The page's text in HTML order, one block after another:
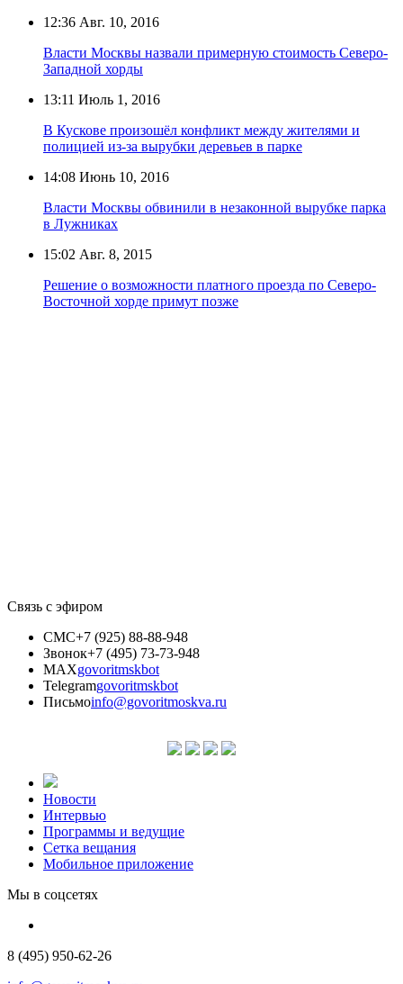
12:36 Авг. 10, 2016
Власти Москвы назвали примерную стоимость Северо-
Западной хорды
13:11 Июль 1, 2016
В Кускове произошёл конфликт между жителями и
полицией из-за вырубки деревьев в парке
14:08 Июнь 10, 2016
Власти Москвы обвинили в незаконной вырубке парка
в Лужниках
15:02 Авг. 8, 2015
Решение о возможности платного проезда по Северо-
Восточной хорде примут позже
Связь с эфиром
СМС+7 (925) 88-88-948
Звонок+7 (495) 73-73-948
MAXgovoritmskbot
Telegramgovoritmskbot
Письмоinfo@govoritmoskva.ru
Новости
Интервью
Программы и ведущие
Сетка вещания
Мобильное приложение
Мы в соцсетях
8 (495) 950-62-26